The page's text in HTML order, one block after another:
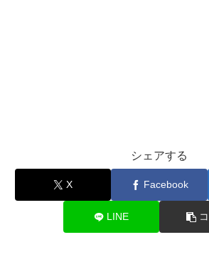
シェアする
X Facebook
LINE